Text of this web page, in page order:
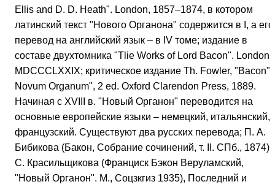
Ellis and D. D. Heath". London, 1857–1874, в котором
латинский текст "Нового Органона" содержится в I, а его
перевод на английский язык – в IV томе; издание в
составе двухтомника "Tlie Works of Lord Bacon". London,
MDCCCLXXIX; критическое издание Th. Fowler, "Bacon"s
Novum Organum", 2 ed. Oxford Clarendon Press, 1889.
Начиная с XVIII в. "Новый Органон" переводится на
основные европейские языки – немецкий, итальянский,
французский. Существуют два русских перевода; П. А.
Бибикова (Бакон, Собрание сочинений, т. II. СПб., 1874)
С. Красильщикова (Франциск Бэкон Веруламский,
"Новый Органон". М., Соцзкгиз 1935), Последний и